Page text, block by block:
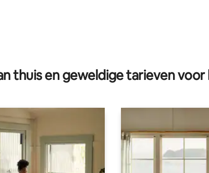
van 4,98 op 5, 55 recensies
thuis en geweldige tarieven